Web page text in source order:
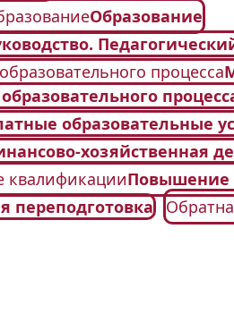
Образование
процесса
образовательные
хозяйственная
Повышение
переподготовка